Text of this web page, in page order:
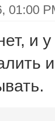
01:00
и